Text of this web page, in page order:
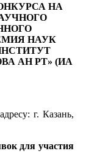
НА
НАУК
АН РТ» (ИА
г. Казань,
для участия